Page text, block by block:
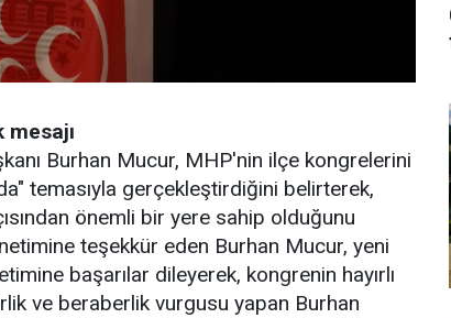
Burhan Mucur, MHP'nin ilçe kongrelerini
temasıyla gerçekleştirdiğini belirterek,
önemli bir yere sahip olduğunu
teşekkür eden Burhan Mucur, yeni
başarılar dileyerek, kongrenin hayırlı
ve beraberlik vurgusu yapan Burhan